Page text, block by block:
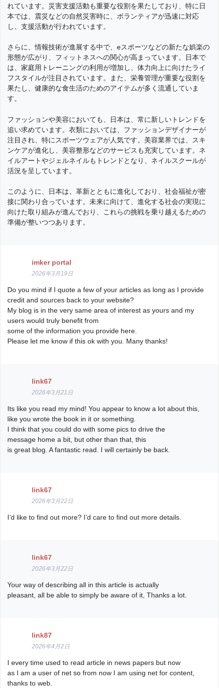
れています。災害支援活動も重要な役割を果たしており、特に日
本では、震災などの自然災害時に、ボランティアが迅速に対応
し、支援活動が行われています。
さらに、情報技術が進展する中で、eスポーツなどの新たな娯楽の
形態が広がり、フィットネスへの関心が高まっています。日本で
は、家庭用トレーニングの利用が増加し、体力向上に向けたライ
フスタイルが注目されています。また、栄養管理が重要な役割を
果たし、健康的な食生活のためのアイテムが多く流通していま
す。
ファッションや美容においても、日本は、常に新しいトレンドを
追い求めています。衣類においては、ファッションデザイナーが
注目され、特にスポーツウェアが人気です。美容業界では、スキ
ンケアが進化し、美容整形などのサービスも充実しています。ネ
イルアートやジェルネイルもトレンドとなり、ネイルスクールが
活況を呈しています。
このように、日本は、革新とともに進化しており、社会福祉が密
接に関わり合っています。未来に向けて、進化する社会の実現に
向けた取り組みが進んでおり、これらの挑戦を乗り越えるための
準備が整いつつあります。
imker portal
2026年3月19日
Do you mind if I quote a few of your articles as long as I provide
credit and sources back to your website?
My blog is in the very same area of interest as yours and my
users would truly benefit from
some of the information you provide here.
Please let me know if this ok with you. Many thanks!
link67
2026年3月21日
Its like you read my mind! You appear to know a lot about this,
like you wrote the book in it or something.
I think that you could do with some pics to drive the
message home a bit, but other than that, this
is great blog. A fantastic read. I will certainly be back.
link67
2026年3月22日
I’d like to find out more? I’d care to find out more details.
link67
2026年3月22日
Your way of describing all in this article is actually
pleasant, all be able to simply be aware of it, Thanks a lot.
link87
2026年4月2日
I every time used to read article in news papers but now
as I am a user of net so from now I am using net for content,
thanks to web.